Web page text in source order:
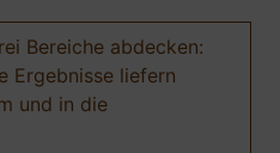
Bereiche abdecken:
Ergebnisse liefern
und in die